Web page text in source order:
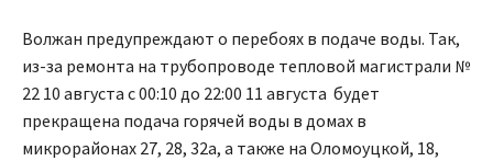
Волжан предупреждают о перебоях в подаче воды. Так,
из-за ремонта на трубопроводе тепловой магистрали №
22 10 августа с 00:10 до 22:00 11 августа будет
прекращена подача горячей воды в домах в
микрорайонах 27, 28, 32а, а также на Оломоуцкой, 18,